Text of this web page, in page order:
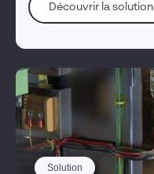
Découvrir la solution
Solution